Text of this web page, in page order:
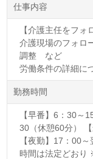
仕事内容
【介護主任をフ
介護現場のフォ
調整 など
労働条件の詳細に
勤務時間
【早番】6：30～
30（休憩60分）
【夜勤】17：00
時間は法定どおり